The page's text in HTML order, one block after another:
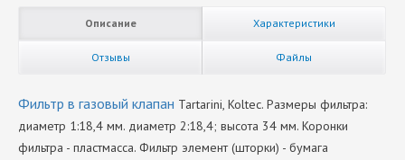
Описание Характеристики
Отзывы Файлы
Фильтр в газовый клапан Tartarini, Koltec. Размеры фильтра:
диаметр 1:18,4 мм. диаметр 2:18,4; высота 34 мм. Коронки
фильтра - пластмасса. Фильтр элемент (шторки) - бумага